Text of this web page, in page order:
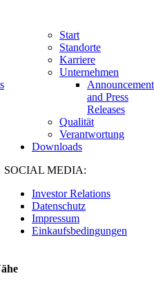
Start
Standorte
Karriere
Unternehmen
and Press
Releases
Qualität
Verantwortung
Downloads
SOCIAL MEDIA:
Investor Relations
Datenschutz
Impressum
Einkaufsbedingungen